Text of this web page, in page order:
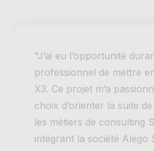
"J’ai eu l’opportunité
professionnel de mettre
X3. Ce projet m’a
choix d’orienter la suite
les métiers de consulting
intégrant la société Alego